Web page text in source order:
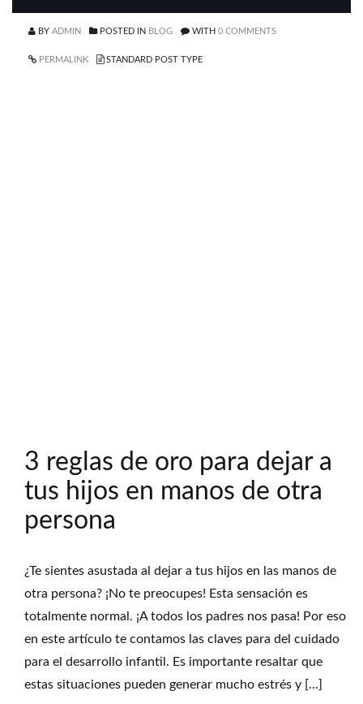
BY ADMIN POSTED IN BLOG WITH 0 COMMENTS
PERMALINK STANDARD POST TYPE
3 reglas de oro para dejar a
tus hijos en manos de otra
persona
¿Te sientes asustada al dejar a tus hijos en las manos de
otra persona? ¡No te preocupes! Esta sensación es
totalmente normal. ¡A todos los padres nos pasa! Por eso
en este artículo te contamos las claves para del cuidado
para el desarrollo infantil. Es importante resaltar que
estas situaciones pueden generar mucho estrés y [...]